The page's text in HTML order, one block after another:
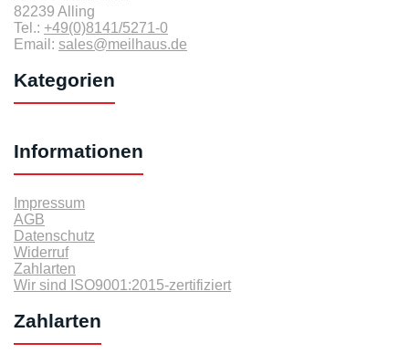
82239 Alling
Tel.: +49(0)8141/5271-0
Email: sales@meilhaus.de
Kategorien
Informationen
Impressum
AGB
Datenschutz
Widerruf
Zahlarten
Wir sind ISO9001:2015-zertifiziert
Zahlarten